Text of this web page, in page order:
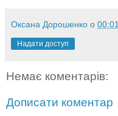
Оксана Дорошенко о 00:01
Надати доступ
Немає коментарів:
Дописати коментар